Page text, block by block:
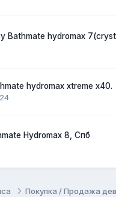
Bathmate hydromax
hydromax xtreme x40.
Hydromax 8, Спб
Покупка / Продажа